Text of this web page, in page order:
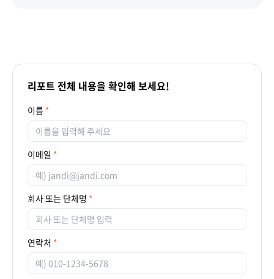
리포트 전체 내용을 확인해 보세요!
이름
이메일
회사 또는 단체명
연락처